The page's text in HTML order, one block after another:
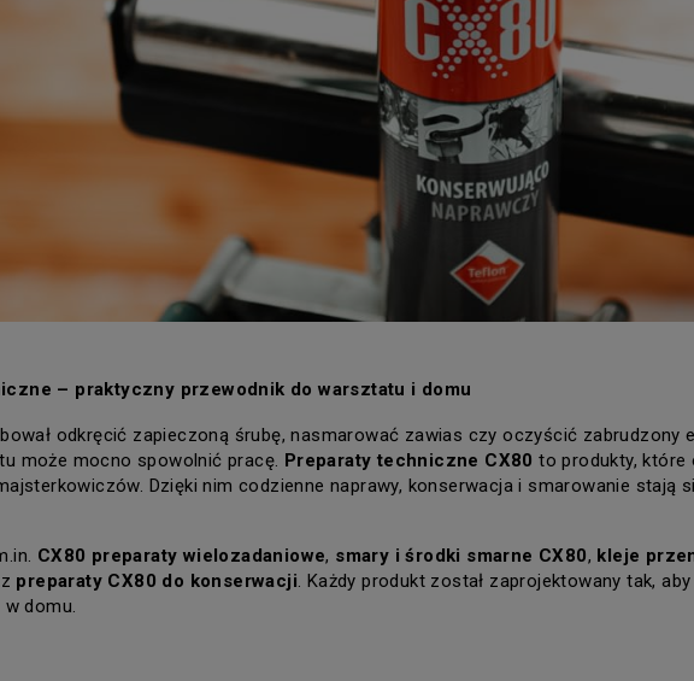
– praktyczny przewodnik do warsztatu i domu
odkręcić zapieczoną śrubę, nasmarować zawias czy oczyścić zabrudzony
może mocno spowolnić pracę. Preparaty techniczne CX80 to produkty, które
Dzięki nim codzienne naprawy, konserwacja i smarowanie stają
CX80 preparaty wielozadaniowe, smary i środki smarne CX80, kleje
preparaty CX80 do konserwacji. Każdy produkt został zaprojektowany tak,
domu.